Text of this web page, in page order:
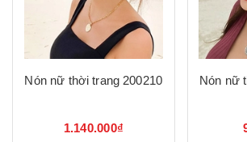
Nón nữ thời trang 200210
1.140.000₫
Nón nữ